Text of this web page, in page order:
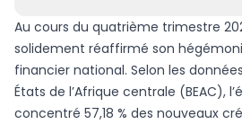
Au cours du quatrième trimestre
solidement réaffirmé son
financier national. Selon les
États de l’Afrique centrale (BEAC),
concentré 57,18 % des nouveaux